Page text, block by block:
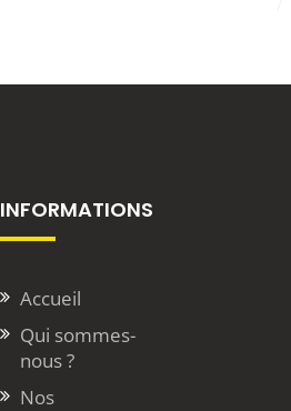
INFORMATIONS
Accueil
Qui sommes-
nous ?
Nos